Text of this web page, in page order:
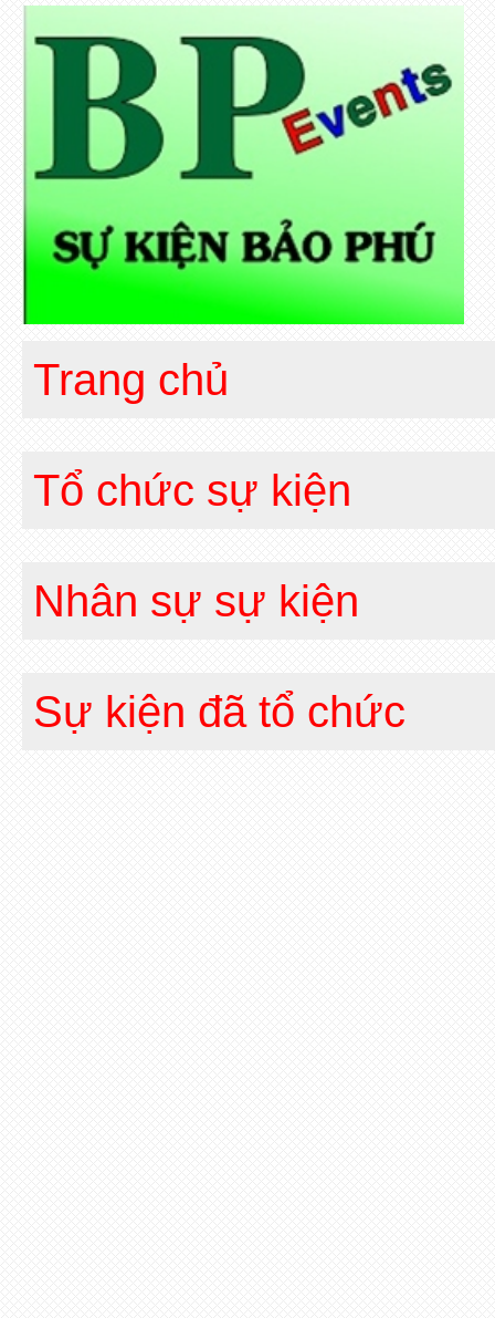
Trang chủ
Tổ chức sự kiện
Nhân sự sự kiện
Sự kiện đã tổ chức